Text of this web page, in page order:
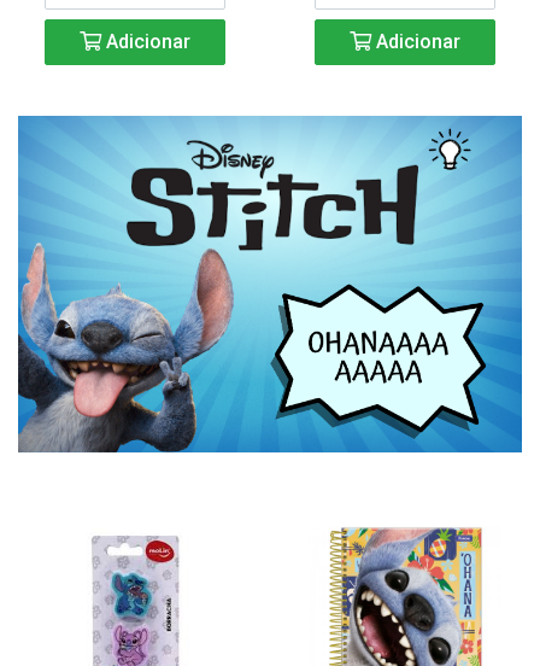
Adicionar Adicionar